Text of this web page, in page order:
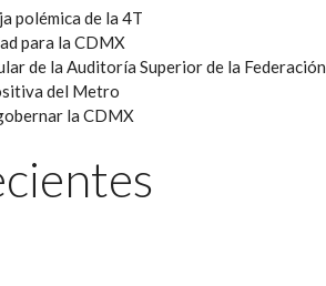
polémica de la 4T
para la CDMX
de la Auditoría Superior de la Federación
del Metro
la CDMX